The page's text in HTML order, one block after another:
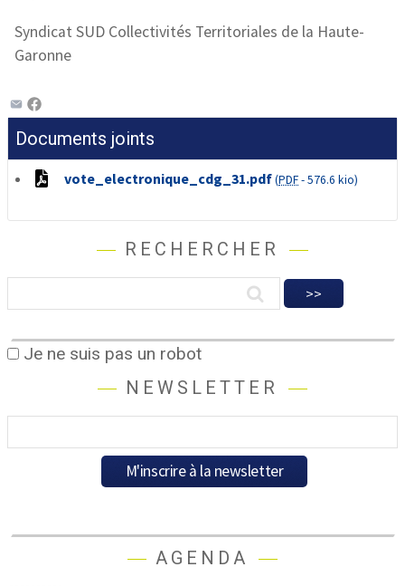
Syndicat SUD Collectivités Territoriales de la Haute-
Garonne
Documents joints
vote_electronique_cdg_31.pdf(PDF-576.6 kio)
RECHERCHER
Je ne suis pas un robot
NEWSLETTER
AGENDA